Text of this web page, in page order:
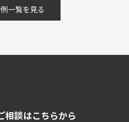
一覧を見る
相談はこちらから